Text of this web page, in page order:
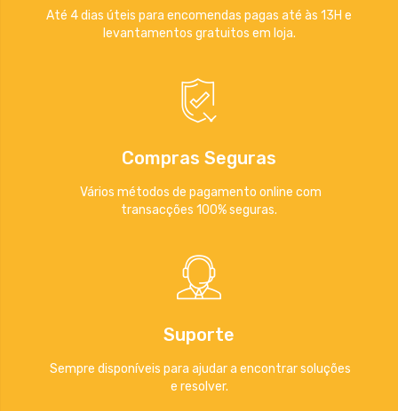
Até 4 dias úteis para encomendas pagas até às 13H e
levantamentos gratuitos em loja.
Compras Seguras
Vários métodos de pagamento online com
transacções 100% seguras.
Suporte
Sempre disponíveis para ajudar a encontrar soluções
e resolver.